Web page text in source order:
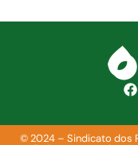
© 2024 – Sindicato dos